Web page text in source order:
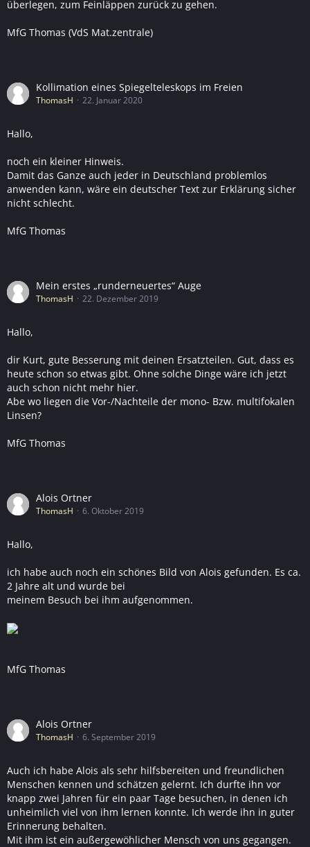
überlegen, zum Feinläppen zurück zu gehen.
MfG Thomas (VdS Mat.zentrale)
Kollimation eines Spiegelteleskops im Freien
ThomasH 22. Januar 2020
Hallo,
noch ein kleiner Hinweis.
Damit das Ganze auch jeder in Deutschland problemlos
anwenden kann, wäre ein deutscher Text zur Erklärung sicher
nicht schlecht.
MfG Thomas
Mein erstes „runderneuertes“ Auge
ThomasH 22. Dezember 2019
Hallo,
dir Kurt, gute Besserung mit deinen Ersatzteilen. Gut, dass es
heute schon so etwas gibt. Ohne solche Dinge wäre ich jetzt
auch schon nicht mehr hier.
Abe wo liegen die Vor-/Nachteile der mono- Bzw. multifokalen
Linsen?
MfG Thomas
Alois Ortner
ThomasH 6. Oktober 2019
Hallo,
ich habe auch noch ein schönes Bild von Alois gefunden. Es ca.
2 Jahre alt und wurde bei
meinem Besuch bei ihm aufgenommen.
MfG Thomas
Alois Ortner
ThomasH 6. September 2019
Auch ich habe Alois als sehr hilfsbereiten und freundlichen
Menschen kennen und schätzen gelernt. Ich durfte ihn vor
knapp zwei Jahren für ein paar Tage besuchen, in denen ich
unheimlich viel von ihm lernen konnte. Ich werde ihn in guter
Erinnerung behalten.
Mit ihm ist ein außergewöhlicher Mensch von uns gegangen.